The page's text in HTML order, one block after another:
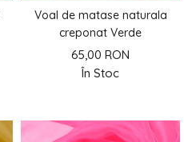
Voal de matase naturala
creponat Verde
65,00 RON
În Stoc